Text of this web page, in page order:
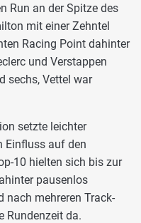
Run an der Spitze des
mit einer Zehntel
Racing Point dahinter
und Verstappen
sechs, Vettel war
setzte leichter
Einfluss auf den
10 hielten sich bis zur
pausenlos
nach mehreren Track-
Rundenzeit da.